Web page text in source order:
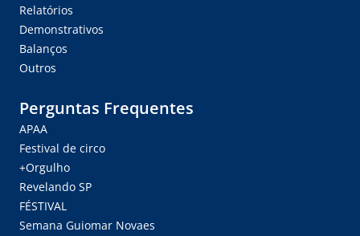
Relatórios
Demonstrativos
Balanços
Outros
Perguntas Frequentes
APAA
Festival de circo
+Orgulho
Revelando SP
FÉSTIVAL
Semana Guiomar Novaes